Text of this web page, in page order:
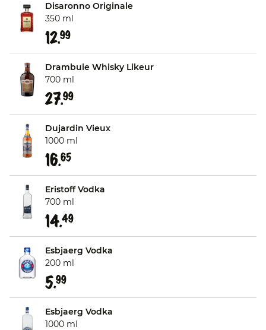
Disaronno Originale
350 ml
12.99
Drambuie Whisky Likeur
700 ml
27.99
Dujardin Vieux
1000 ml
16.65
Eristoff Vodka
700 ml
14.49
Esbjaerg Vodka
200 ml
5.99
Esbjaerg Vodka
1000 ml